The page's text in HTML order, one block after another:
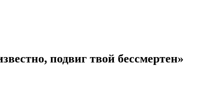
подвиг твой бессмертен»